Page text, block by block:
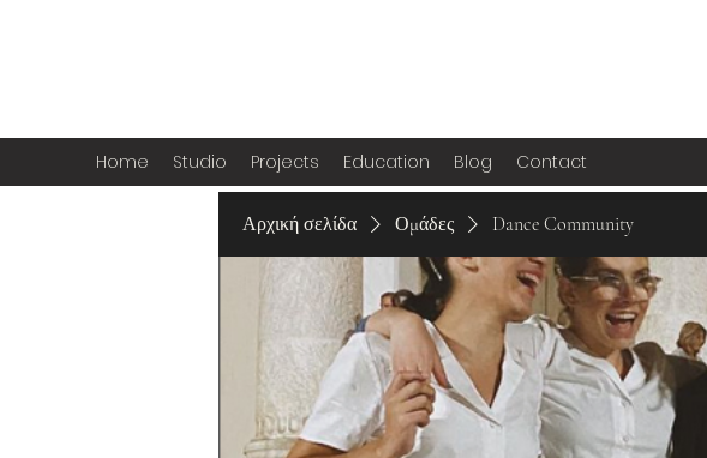
Home Studio Projects Education Blog Contact
Αρχική σελίδα Ομάδες Dance Community